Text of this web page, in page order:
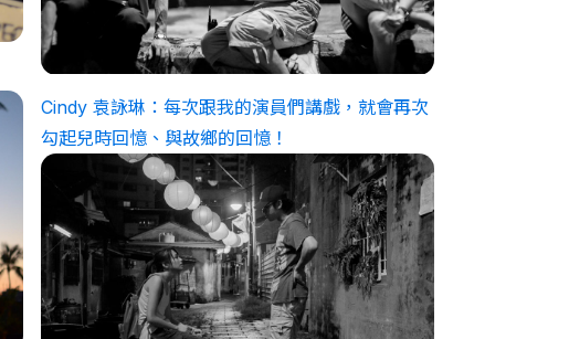
Cindy 袁詠琳：每次跟我的演員們講戲，就會再次
勾起兒時回憶、與故鄉的回憶！